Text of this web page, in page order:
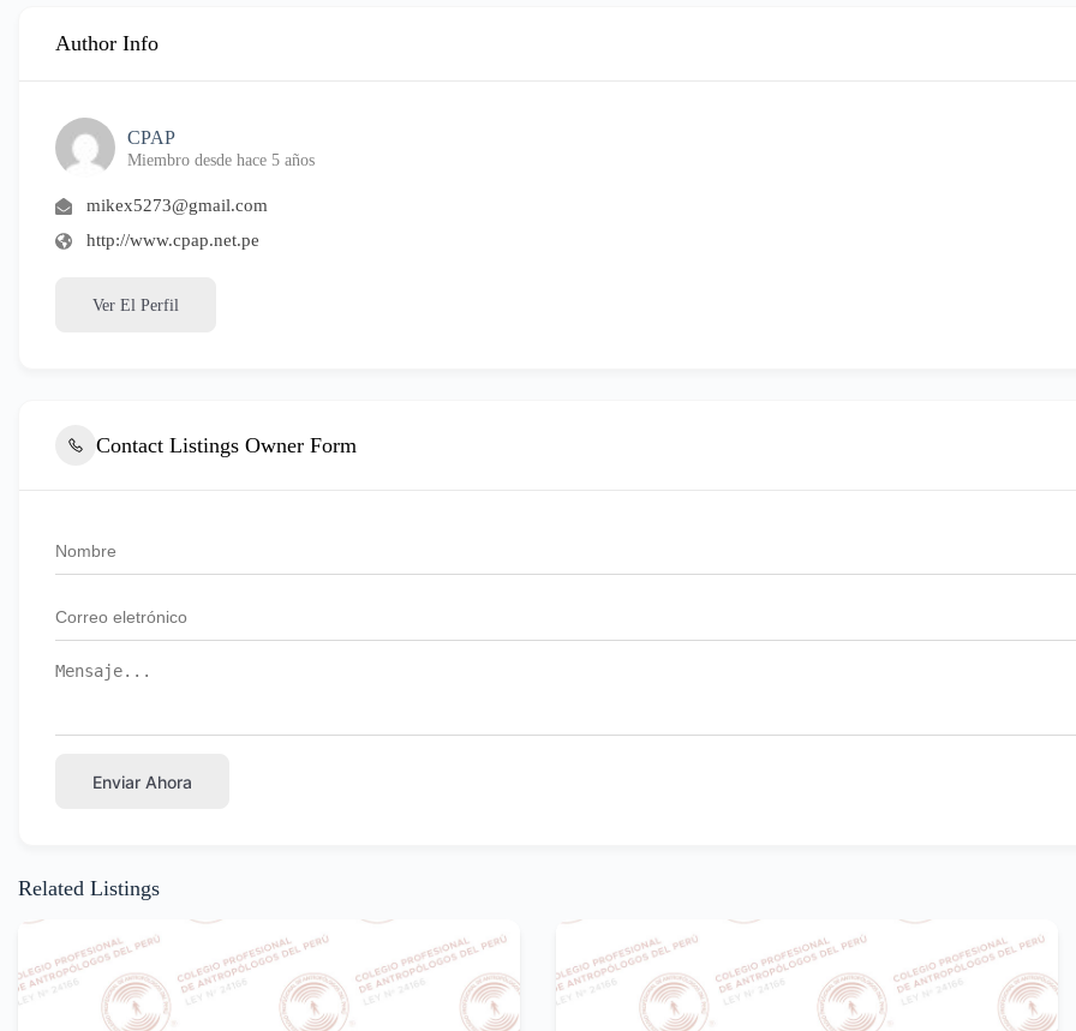
Author Info
CPAP
Miembro desde hace 5 años
mikex5273@gmail.com
http://www.cpap.net.pe
Ver El Perfil
Contact Listings Owner Form
Enviar Ahora
Related Listings